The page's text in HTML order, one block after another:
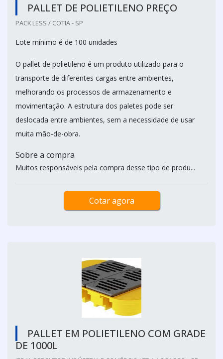
PALLET DE POLIETILENO PREÇO
PACK LESS / COTIA - SP
Lote mínimo é de 100 unidades
O pallet de polietileno é um produto utilizado para o
transporte de diferentes cargas entre ambientes,
melhorando os processos de armazenamento e
movimentação. A estrutura dos paletes pode ser
deslocada entre ambientes, sem a necessidade de usar
muita mão-de-obra.
Sobre a compra
Muitos responsáveis pela compra desse tipo de produ...
Cotar agora
PALLET EM POLIETILENO COM GRADE
DE 1000L